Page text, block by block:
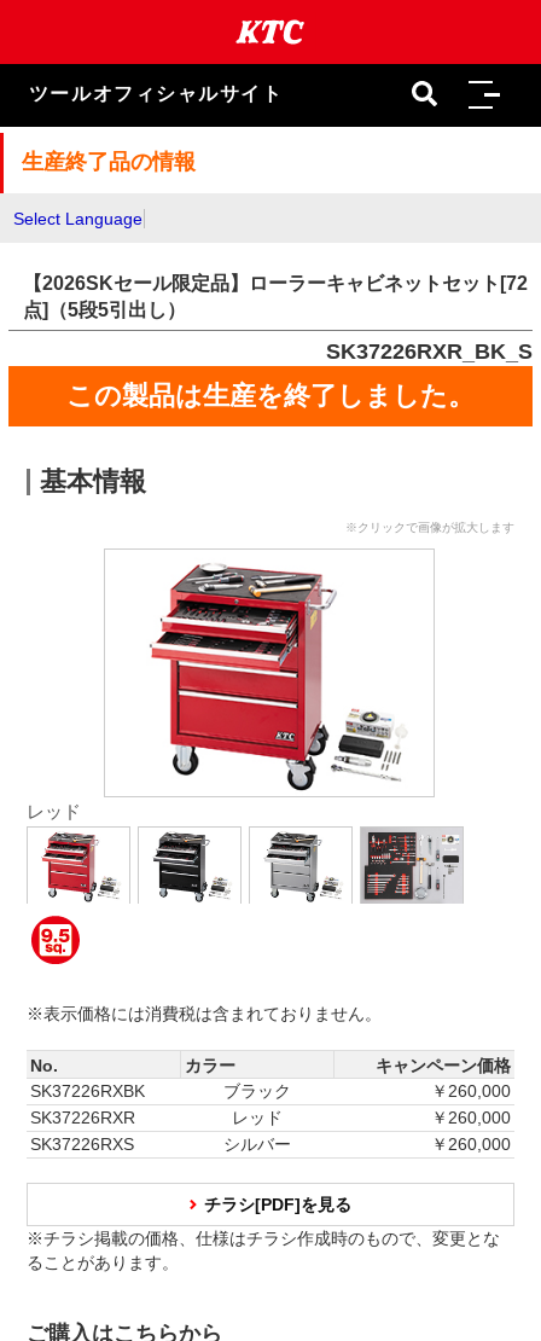
ま
キ
ツールオフィシャルサイト
生産終了品の情報
Select Language
【2026SKセール限定品】ローラーキャビネットセット[72
点]（5段5引出し）
SK37226RXR_BK_S
この製品は生産を終了しました。
基本情報
※クリックで画像が拡大します
レッド
※表示価格には消費税は含まれておりません。
No. カラー
キャンペーン価格
SK37226RXBK
ブラック
￥260,000
SK37226RXR
レッド
￥260,000
SK37226RXS
シルバー ￥260,000
チラシ[PDF]を見る
※チラシ掲載の価格、仕様はチラシ作成時のもので、変更とな
ることがあります。
ご購入はこちらから